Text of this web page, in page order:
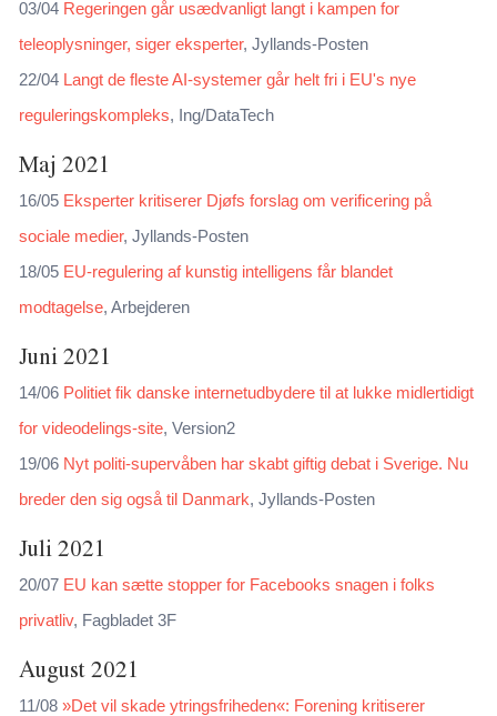
03/04 Regeringen går usædvanligt langt i kampen for
teleoplysninger, siger eksperter, Jyllands-Posten
22/04 Langt de fleste AI-systemer går helt fri i EU's nye
reguleringskompleks, Ing/DataTech
Maj 2021
16/05 Eksperter kritiserer Djøfs forslag om verificering på
sociale medier, Jyllands-Posten
18/05 EU-regulering af kunstig intelligens får blandet
modtagelse, Arbejderen
Juni 2021
14/06 Politiet fik danske internetudbydere til at lukke midlertidigt
for videodelings-site, Version2
19/06 Nyt politi-supervåben har skabt giftig debat i Sverige. Nu
breder den sig også til Danmark, Jyllands-Posten
Juli 2021
20/07 EU kan sætte stopper for Facebooks snagen i folks
privatliv, Fagbladet 3F
August 2021
11/08 »Det vil skade ytringsfriheden«: Forening kritiserer